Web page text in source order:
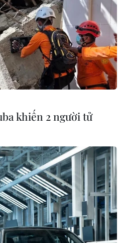
khiến 2 người tử